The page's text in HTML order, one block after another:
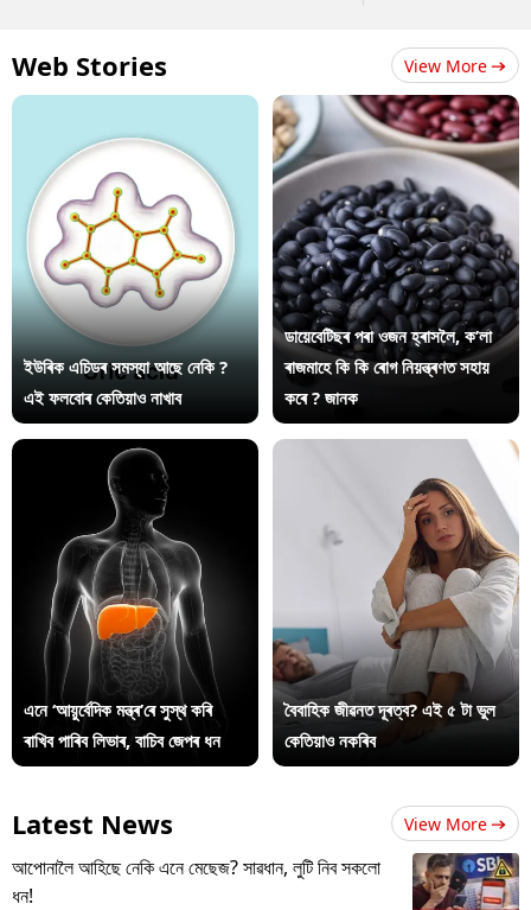
Web Stories View More
ইউৰিক এচিডৰ সমস্যা আছে নেকি ?
এই ফলবোৰ কেতিয়াও নাখাব
ডায়েবেটিছৰ পৰা ওজন হ্ৰাসলৈ, ক’লা
ৰাজমাহে কি কি ৰোগ নিয়ন্ত্ৰণত সহায়
কৰে ? জানক
এনে ‘আয়ুৰ্বেদিক মন্ত্ৰ’ৰে সুস্থ কৰি
ৰাখিব পাৰিব লিভাৰ, বাচিব জেপৰ ধন
বৈবাহিক জীৱনত দূৰত্ব? এই ৫ টা ভুল
কেতিয়াও নকৰিব
Latest News View More
আপোনালৈ আহিছে নেকি এনে মেছেজ? সাৱধান, লুটি নিব সকলো
ধন!